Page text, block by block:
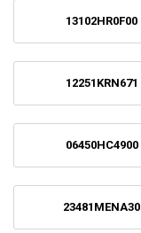
13102HR0F00
12251KRN671
06450HC4900
23481MENA30